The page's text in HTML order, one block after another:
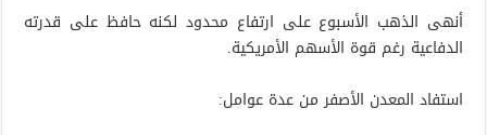
أنهى الذهب الأسبوع على ارتفاع محدود لكنه حافظ على قدرته
الدفاعية رغم قوة الأسهم الأمريكية.
استفاد المعدن الأصفر من عدة عوامل: